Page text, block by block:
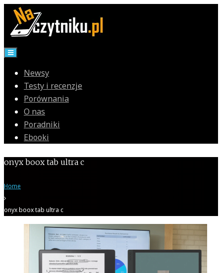
Skip
content
Newsy
Testy i recenzje
Porównania
O nas
Poradniki
Ebooki
onyx boox tab ultra c
Home
onyx boox tab ultra c
Tag: